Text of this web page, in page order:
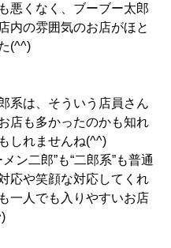
悪くなく、ブーブー太郎
内の雰囲気のお店がほと
(^^)
系は、そういう店員さん
店も多かったのかも知れ
しれませんね(^^)
ン二郎”も“二郎系”も普通
応や笑顔な対応してくれ
一人でも入りやすいお店